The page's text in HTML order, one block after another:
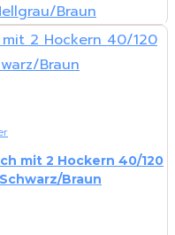
mit 2 Hockern 40/120
Braun